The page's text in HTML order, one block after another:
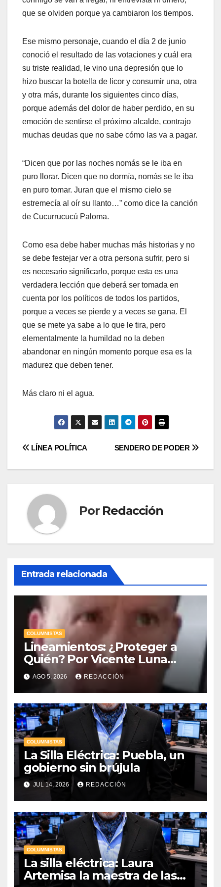
que se olviden porque ya cambiaron los tiempos.
Ese mismo personaje, cuando el día 2 de junio
conoció el resultado de las votaciones y cuál era
su triste realidad, le vino una depresión que lo
hizo buscar la botella de licor y consumir una, otra
y otra más, durante los siguientes cinco días,
porque además del dolor de haber perdido, en su
emoción de sentirse el próximo alcalde, contrajo
muchas deudas que no sabe cómo las va a pagar.
“Dicen que por las noches nomás se le iba en
puro llorar. Dicen que no dormía, nomás se le iba
en puro tomar. Juran que el mismo cielo se
estremecía al oír su llanto…” como dice la canción
de Cucurrucucú Paloma.
Como esa debe haber muchas más historias y no
se debe festejar ver a otra persona sufrir, pero si
es necesario significarlo, porque esta es una
verdadera lección que deberá ser tomada en
cuenta por los políticos de todos los partidos,
porque a veces se pierde y a veces se gana. El
que se mete ya sabe a lo que le tira, pero
elementalmente la humildad no la deben
abandonar en ningún momento porque esa es la
madurez que deben tener.
Más claro ni el agua.
Navegación
de
entradas
SENDERO DE PODER
LÍNEA POLÍTICA
Por Redacción
Entrada relacionada
COLUMNISTAS
Lineamientos: ¿Proteger a
Quién? Por Vicente Luna
Hernández
AGO 5, 2026 REDACCIÓN
COLUMNISTAS
La Silla Eléctrica: Puebla, un
gobierno sin brújula
JUL 14, 2026 REDACCIÓN
COLUMNISTAS
La silla eléctrica: Laura
Artemisa la maestra de las